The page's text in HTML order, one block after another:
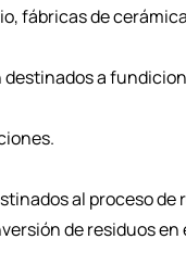
fábricas de
a
al proceso de
de residuos